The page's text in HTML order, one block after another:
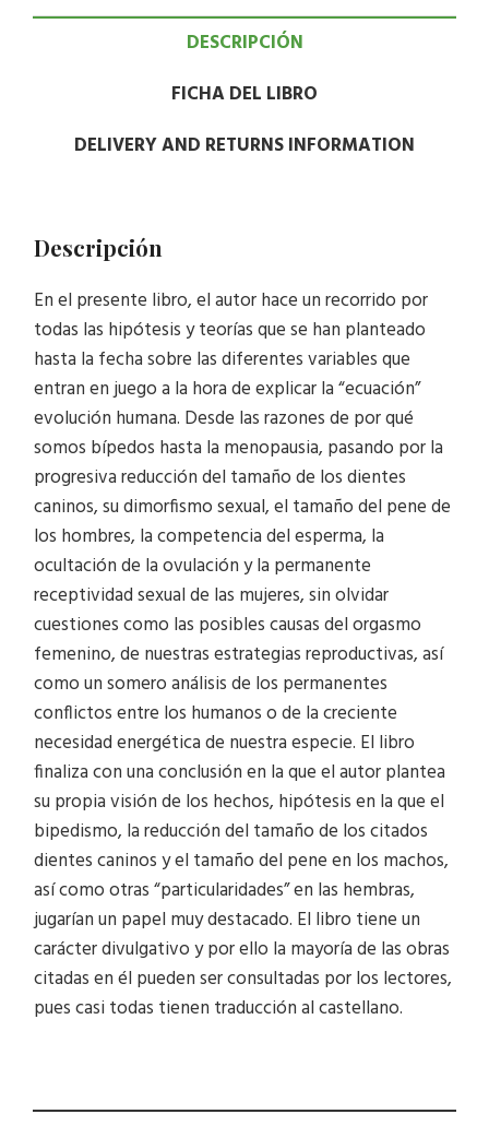
DESCRIPCIÓN
FICHA DEL LIBRO
DELIVERY AND RETURNS INFORMATION
Descripción
En el presente libro, el autor hace un recorrido por
todas las hipótesis y teorías que se han planteado
hasta la fecha sobre las diferentes variables que
entran en juego a la hora de explicar la “ecuación”
evolución humana. Desde las razones de por qué
somos bípedos hasta la menopausia, pasando por la
progresiva reducción del tamaño de los dientes
caninos, su dimorfismo sexual, el tamaño del pene de
los hombres, la competencia del esperma, la
ocultación de la ovulación y la permanente
receptividad sexual de las mujeres, sin olvidar
cuestiones como las posibles causas del orgasmo
femenino, de nuestras estrategias reproductivas, así
como un somero análisis de los permanentes
conflictos entre los humanos o de la creciente
necesidad energética de nuestra especie. El libro
finaliza con una conclusión en la que el autor plantea
su propia visión de los hechos, hipótesis en la que el
bipedismo, la reducción del tamaño de los citados
dientes caninos y el tamaño del pene en los machos,
así como otras “particularidades” en las hembras,
jugarían un papel muy destacado. El libro tiene un
carácter divulgativo y por ello la mayoría de las obras
citadas en él pueden ser consultadas por los lectores,
pues casi todas tienen traducción al castellano.